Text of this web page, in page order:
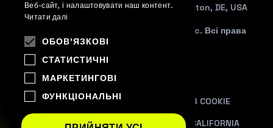
108 W. 13TH STREET SUITE 100, Wilmington, DE, USA
© 2012–2026 WePlay Esports Media, Inc. Всі права
ПОЛІТИКА ВИКОРИСТАННЯ ФАЙЛІВ COOKIE
PRIVACY NOTICE AT COLLECTION FOR CALIFORNIA
Веб-сайт, і налаштовувати наш контент.
Читати далі
ОБОВ'ЯЗКОВІ
СТАТИСТИЧНІ
МАРКЕТИНГОВІ
ФУНКЦІОНАЛЬНІ